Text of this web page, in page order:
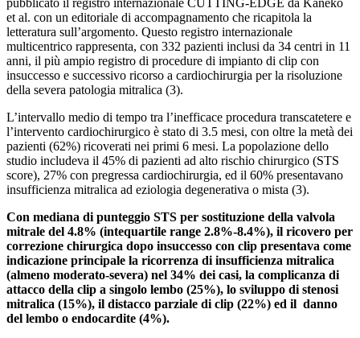
pubblicato il registro internazionale CUTTING-EDGE da Kaneko
et al. con un editoriale di accompagnamento che ricapitola la
letteratura sull’argomento. Questo registro internazionale
multicentrico rappresenta, con 332 pazienti inclusi da 34 centri in 11
anni, il più ampio registro di procedure di impianto di clip con
insuccesso e successivo ricorso a cardiochirurgia per la risoluzione
della severa patologia mitralica (3).
L’intervallo medio di tempo tra l’inefficace procedura transcatetere e
l’intervento cardiochirurgico è stato di 3.5 mesi, con oltre la metà dei
pazienti (62%) ricoverati nei primi 6 mesi. La popolazione dello
studio includeva il 45% di pazienti ad alto rischio chirurgico (STS
score), 27% con pregressa cardiochirurgia, ed il 60% presentavano
insufficienza mitralica ad eziologia degenerativa o mista (3).
Con mediana di punteggio STS per sostituzione della valvola
mitrale del 4.8% (intequartile range 2.8%-8.4%), il ricovero per
correzione chirurgica dopo insuccesso con clip presentava come
indicazione principale la ricorrenza di insufficienza mitralica
(almeno moderato-severa) nel 34% dei casi, la complicanza di
attacco della clip a singolo lembo (25%), lo sviluppo di stenosi
mitralica (15%), il distacco parziale di clip (22%) ed il danno
del lembo o endocardite (4%).